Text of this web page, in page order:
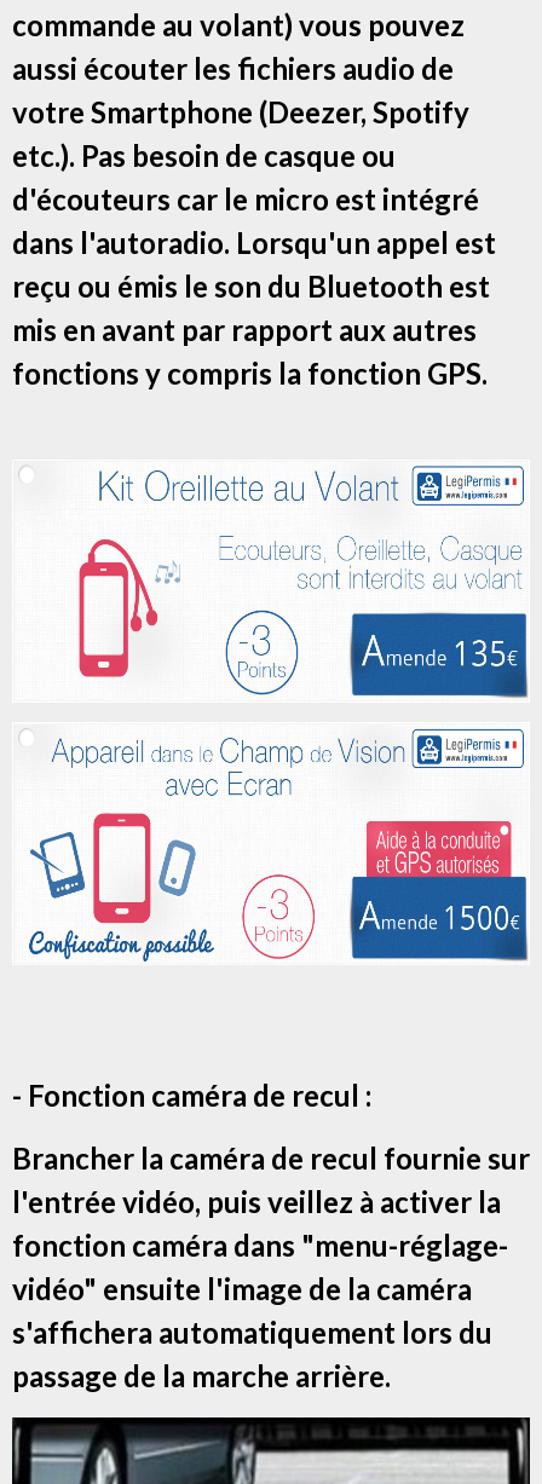
commande au volant) vous pouvez
aussi écouter les fichiers audio de
votre Smartphone (Deezer, Spotify
etc.). Pas besoin de casque ou
d'écouteurs car le micro est intégré
dans l'autoradio. Lorsqu'un appel est
reçu ou émis le son du Bluetooth est
mis en avant par rapport aux autres
fonctions y compris la fonction GPS.
- Fonction caméra de recul :
Brancher la caméra de recul fournie sur
l'entrée vidéo, puis veillez à activer la
fonction caméra dans "menu-réglage-
vidéo" ensuite l'image de la caméra
s'affichera automatiquement lors du
passage de la marche arrière.